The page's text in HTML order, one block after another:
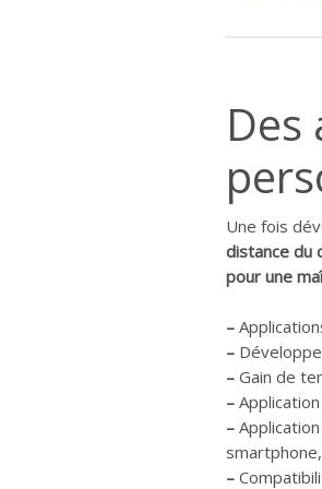
Une fois
distance du
pour une
–
–
– Gain de
–
–
–